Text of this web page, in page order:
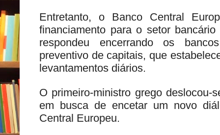
Entretanto, o Banco Central
financiamento para o setor
respondeu encerrando os
preventivo de capitais, que
levantamentos diários.
O primeiro-ministro grego deslocou-
em busca de encetar um novo
Central Europeu.